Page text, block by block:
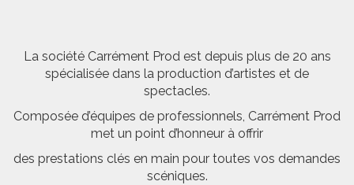
La société Carrément Prod est depuis plus de 20 ans
spécialisée dans la production d’artistes et de
spectacles.
Composée d’équipes de professionnels, Carrément Prod
met un point d’honneur à offrir
des prestations clés en main pour toutes vos demandes
scéniques.